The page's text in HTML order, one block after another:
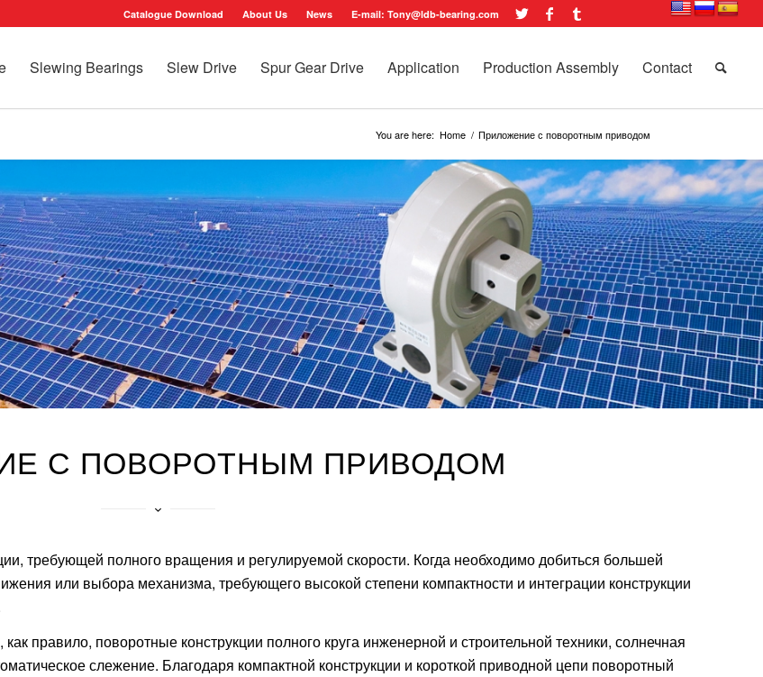
Catalogue Download About Us News E-mail: Tony@ldb-bearing.com
Slewing Bearings Slew Drive Spur Gear Drive Application Production Assembly Contact
You are here: Home / Приложение с поворотным приводом
С ПОВОРОТНЫМ ПРИВОДОМ
требующей полного вращения и регулируемой скорости. Когда необходимо добиться большей
или выбора механизма, требующего высокой степени компактности и интеграции конструкции
правило, поворотные конструкции полного круга инженерной и строительной техники, солнечная
слежение. Благодаря компактной конструкции и короткой приводной цепи поворотный